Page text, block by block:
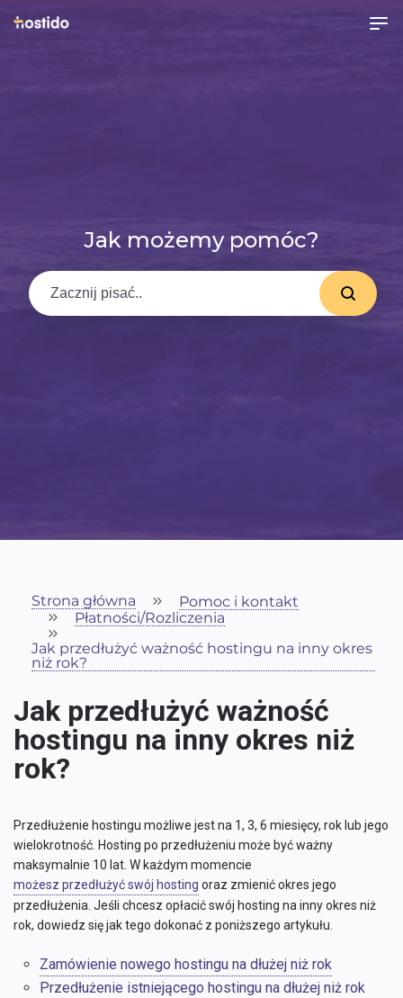
Jak możemy pomóc?
Strona główna
Pomoc i kontakt
Płatności/Rozliczenia
Jak przedłużyć ważność hostingu na inny okres
niż rok?
Jak przedłużyć ważność
hostingu na inny okres niż
rok?
Przedłużenie hostingu możliwe jest na 1, 3, 6 miesięcy, rok lub jego
wielokrotność. Hosting po przedłużeniu może być ważny
maksymalnie 10 lat. W każdym momencie
możesz przedłużyć swój hosting oraz zmienić okres jego
przedłużenia. Jeśli chcesz opłacić swój hosting na inny okres niż
rok, dowiedz się jak tego dokonać z poniższego artykułu.
Zamówienie nowego hostingu na dłużej niż rok
Przedłużenie istniejącego hostingu na dłużej niż rok